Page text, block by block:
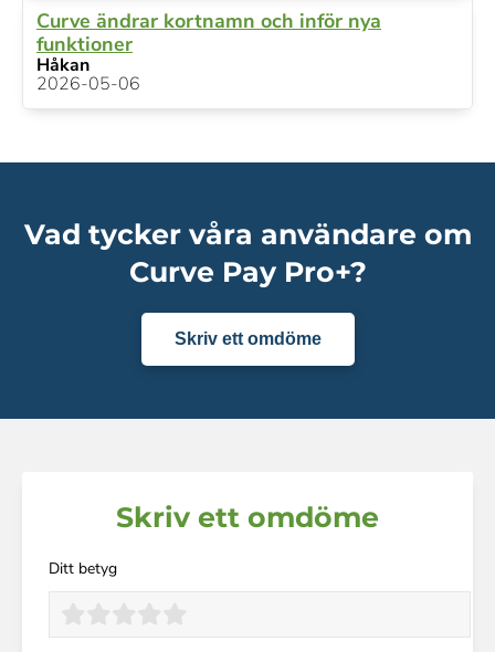
Curve ändrar kortnamn och inför nya
funktioner
Håkan
2026-05-06
Vad tycker våra användare om
Curve Pay Pro+?
Skriv ett omdöme
Skriv ett omdöme
Ditt betyg